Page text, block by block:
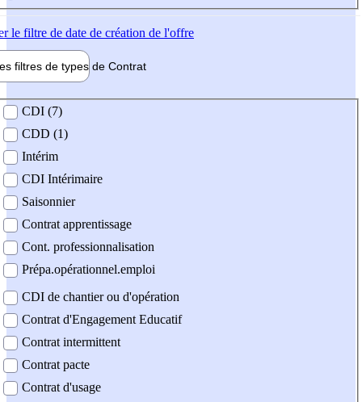
le filtre de date de création de l'offre
filtres de types de Contrat
contrat
CDI (7)
CDD (1)
Intérim
CDI Intérimaire
Saisonnier
Contrat apprentissage
Cont. professionnalisation
Prépa.opérationnel.emploi
CDI de chantier ou d'opération
Contrat d'Engagement Educatif
Contrat intermittent
Contrat pacte
Contrat d'usage